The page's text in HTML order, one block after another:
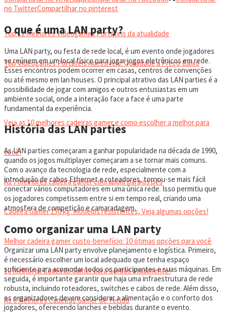
VIDEOGAMES PORTÁTEIS
Top 12 Melhores Videogames Portáteis da atualidade
Top Videogames Portáteis Acessíveis: Qualidade a Preço Baixo
CADEIRA GAMER
Veja as 10 melhores cadeiras gamer e como escolher a melhor para
você!
As 7 melhores cadeira gamer com apoio para os pés
Cadeira Gamer 150 kg: modelos resistentes, Veja algumas opções!
Melhor cadeira gamer custo-benefício: 10 ótimas opções para você
10 Melhores Cadeiras Gamer para Gordos atualmente!
As 6 Melhores Cadeiras Gamer de Tecido
no TwitterCompartilhar no pinterest
O que é uma LAN party?
Uma LAN party, ou festa de rede local, é um evento onde jogadores
se reúnem em um local físico para jogar jogos eletrônicos em rede.
Esses encontros podem ocorrer em casas, centros de convenções
ou até mesmo em lan houses. O principal atrativo das LAN parties é a
possibilidade de jogar com amigos e outros entusiastas em um
ambiente social, onde a interação face a face é uma parte
fundamental da experiência.
História das LAN parties
As LAN parties começaram a ganhar popularidade na década de 1990,
quando os jogos multiplayer começaram a se tornar mais comuns.
Com o avanço da tecnologia de rede, especialmente com a
introdução de cabos Ethernet e roteadores, tornou-se mais fácil
conectar vários computadores em uma única rede. Isso permitiu que
os jogadores competissem entre si em tempo real, criando uma
atmosfera de competição e camaradagem.
Como organizar uma LAN party
Organizar uma LAN party envolve planejamento e logística. Primeiro,
é necessário escolher um local adequado que tenha espaço
suficiente para acomodar todos os participantes e suas máquinas. Em
seguida, é importante garantir que haja uma infraestrutura de rede
robusta, incluindo roteadores, switches e cabos de rede. Além disso,
os organizadores devem considerar a alimentação e o conforto dos
jogadores, oferecendo lanches e bebidas durante o evento.